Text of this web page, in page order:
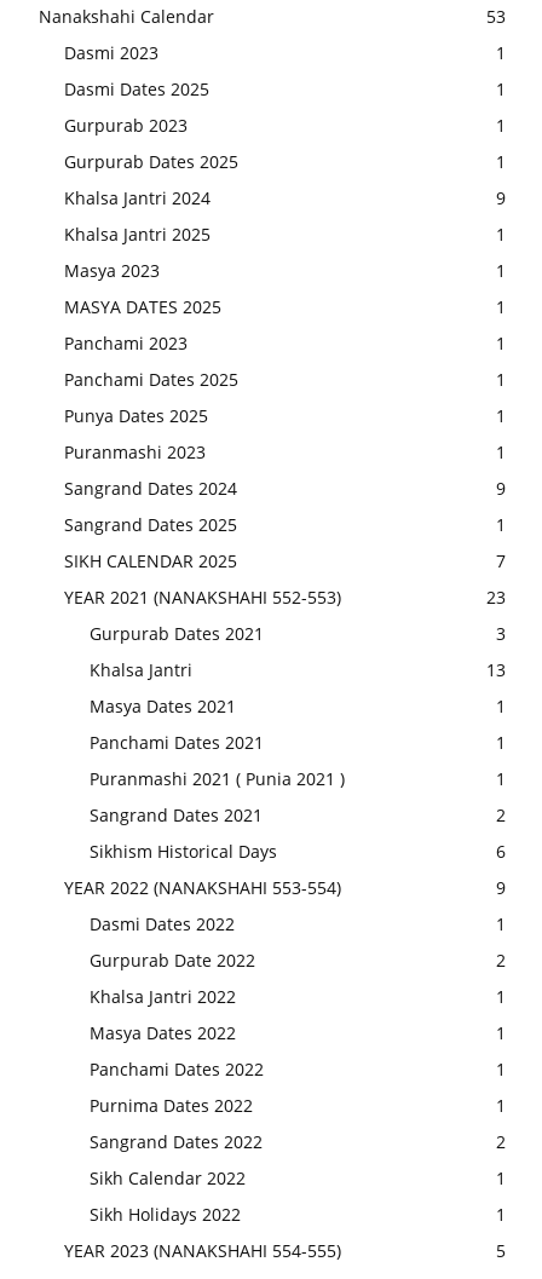
Nanakshahi Calendar
53
Dasmi 2023
1
Dasmi Dates 2025
1
Gurpurab 2023
1
Gurpurab Dates 2025
1
Khalsa Jantri 2024
9
Khalsa Jantri 2025
1
Masya 2023
1
MASYA DATES 2025
1
Panchami 2023
1
Panchami Dates 2025
1
Punya Dates 2025
1
Puranmashi 2023
1
Sangrand Dates 2024
9
Sangrand Dates 2025
1
SIKH CALENDAR 2025
7
YEAR 2021 (NANAKSHAHI 552-553)
23
Gurpurab Dates 2021
3
Khalsa Jantri
13
Masya Dates 2021
1
Panchami Dates 2021
1
Puranmashi 2021 ( Punia 2021 )
1
Sangrand Dates 2021
2
Sikhism Historical Days
6
YEAR 2022 (NANAKSHAHI 553-554)
9
Dasmi Dates 2022
1
Gurpurab Date 2022
2
Khalsa Jantri 2022
1
Masya Dates 2022
1
Panchami Dates 2022
1
Purnima Dates 2022
1
Sangrand Dates 2022
2
Sikh Calendar 2022
1
Sikh Holidays 2022
1
YEAR 2023 (NANAKSHAHI 554-555)
5